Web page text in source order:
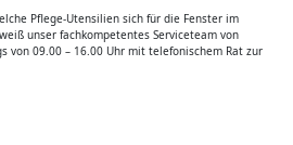
Pflege-Utensilien sich für die Fenster im
unser fachkompetentes Serviceteam von
von 09.00 – 16.00 Uhr mit telefonischem Rat zur